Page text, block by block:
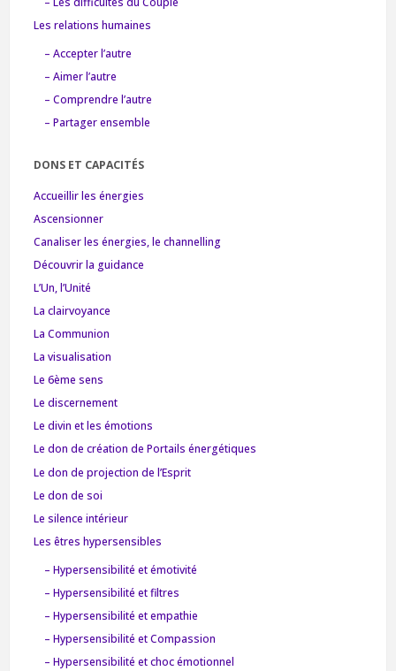
Les relations humaines
– Accepter l’autre
– Aimer l’autre
– Comprendre l’autre
– Partager ensemble
DONS ET CAPACITÉS
Accueillir les énergies
Ascensionner
Canaliser les énergies, le channelling
Découvrir la guidance
L’Un, l’Unité
La clairvoyance
La Communion
La visualisation
Le 6ème sens
Le discernement
Le divin et les émotions
Le don de création de Portails énergétiques
Le don de projection de l’Esprit
Le don de soi
Le silence intérieur
Les êtres hypersensibles
– Hypersensibilité et émotivité
– Hypersensibilité et filtres
– Hypersensibilité et empathie
– Hypersensibilité et Compassion
– Hypersensibilité et choc émotionnel